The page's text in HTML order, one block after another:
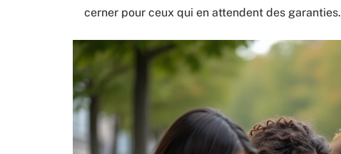
cerner pour ceux qui en attendent des garanties.